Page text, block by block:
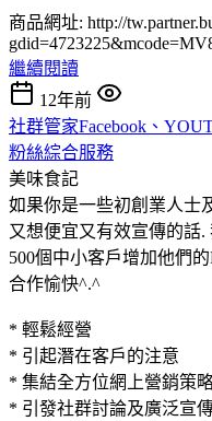
商品網址: http://
繼續閱讀
12年前
社群管家Facebook、
粉絲綜合服務
美味食記
如果你是一些初創業人士
又想便宜又有效宣傳的話
500個中小客戶增加他們
合作愉快^.^
* 輕鬆經營
* 引起潛在客戶的注意
* 集結全方位網上營銷策
* 引發社群討論及廣泛宣